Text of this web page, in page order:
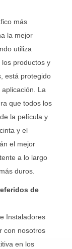
más
la mejor
utiliza
productos y
está protegido
La
que todos los
la película y
y el
el mejor
a lo largo
duros.
de
Instaladores
con nosotros
en los